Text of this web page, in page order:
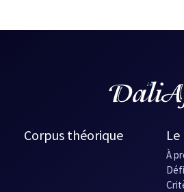
Corpus théorique
À